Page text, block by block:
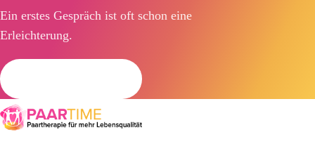
Ein erstes Gespräch ist oft schon eine
Erleichterung.